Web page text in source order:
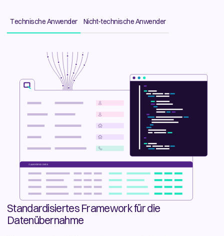
Technische Anwender Nicht-technische Anwender
Standardisiertes Framework für die
Datenübernahme